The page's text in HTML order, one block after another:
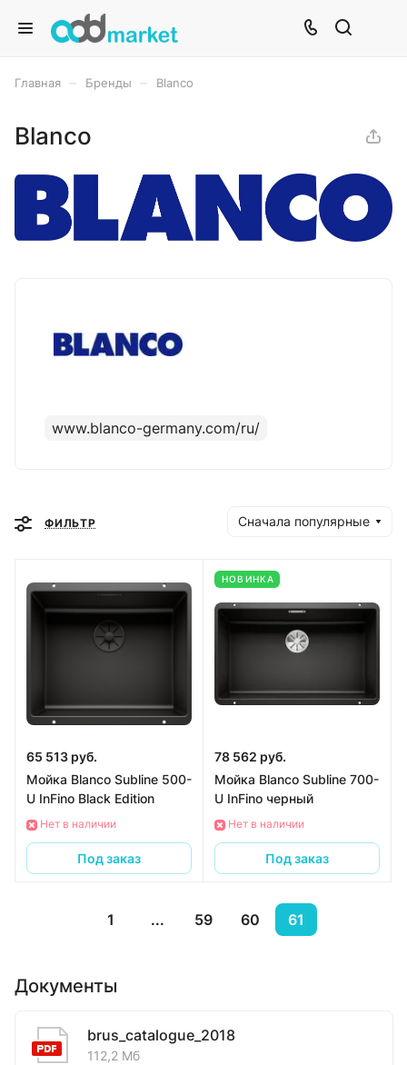
Главная Бренды Blanco
Blanco
www.blanco-germany.com/ru/
ФИЛЬТР Сначала популярные
65 513 руб.
Мойка Blanco Subline 500-
U InFino Black Edition
Нет в наличии
Под заказ
НОВИНКА
78 562 руб.
Мойка Blanco Subline 700-
U InFino черный
Нет в наличии
Под заказ
1 ... 59 60 61
Документы
brus_catalogue_2018
112,2 Мб